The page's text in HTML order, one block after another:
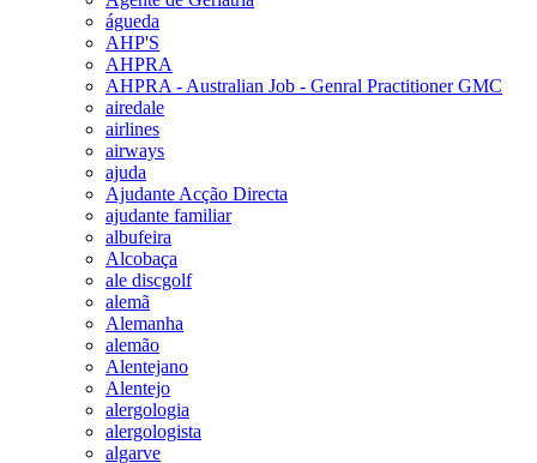
águeda
AHP'S
AHPRA
AHPRA - Australian Job - Genral Practitioner GMC
airedale
airlines
airways
ajuda
Ajudante Acção Directa
ajudante familiar
albufeira
Alcobaça
ale discgolf
alemã
Alemanha
alemão
Alentejano
Alentejo
alergologia
alergologista
algarve